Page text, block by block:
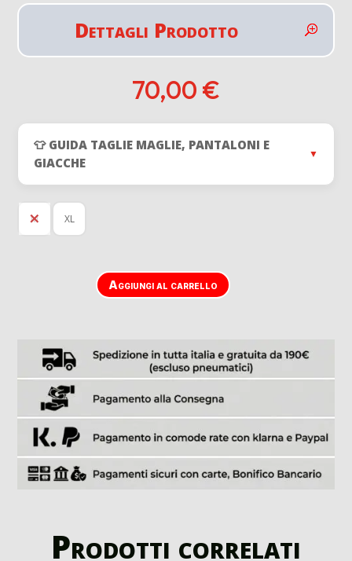
Dettagli Prodotto
70,00 €
👕 GUIDA TAGLIE MAGLIE, PANTALONI E
GIACCHE
▼
M XL
Aggiungi al carrello
Prodotti correlati